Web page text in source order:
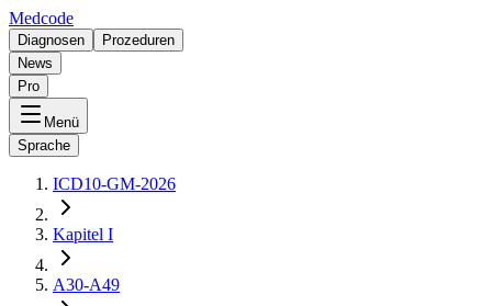
Medcode
Diagnosen
Prozeduren
News
Pro
Menü
Sprache
ICD10-GM-2026
Kapitel I
A30-A49